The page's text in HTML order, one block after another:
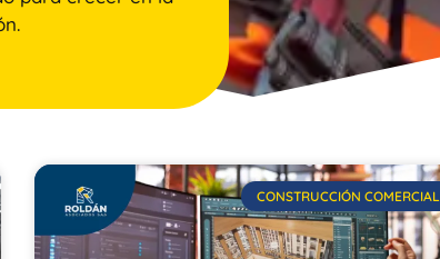
CONSTRUCCIÓN COMERCIAL